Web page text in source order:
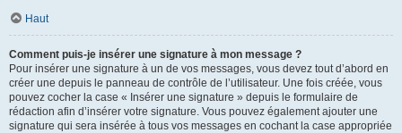
Haut
Comment puis-je insérer une signature à mon message ?
Pour insérer une signature à un de vos messages, vous devez tout d’abord en
créer une depuis le panneau de contrôle de l’utilisateur. Une fois créée, vous
pouvez cocher la case « Insérer une signature » depuis le formulaire de
rédaction afin d’insérer votre signature. Vous pouvez également ajouter une
signature qui sera insérée à tous vos messages en cochant la case appropriée